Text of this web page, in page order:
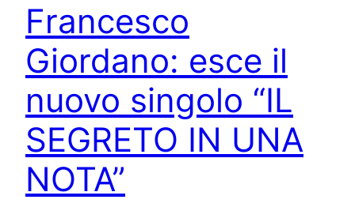
Francesco
Giordano: esce il
nuovo singolo “IL
SEGRETO IN UNA
NOTA”